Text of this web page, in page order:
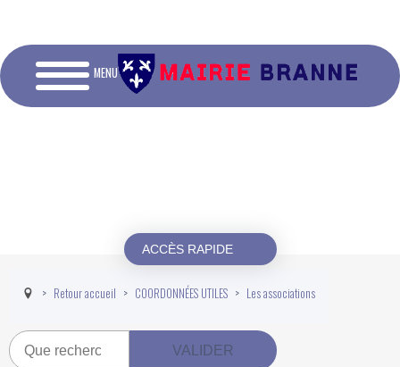
MENU
ACCÈS RAPIDE
Retour accueil COORDONNÉES UTILES Les associations
Recherche
VALIDER